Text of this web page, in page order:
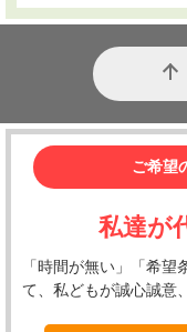
ご希望
私達が
「時間が無い」「希
て、私どもが誠心誠意